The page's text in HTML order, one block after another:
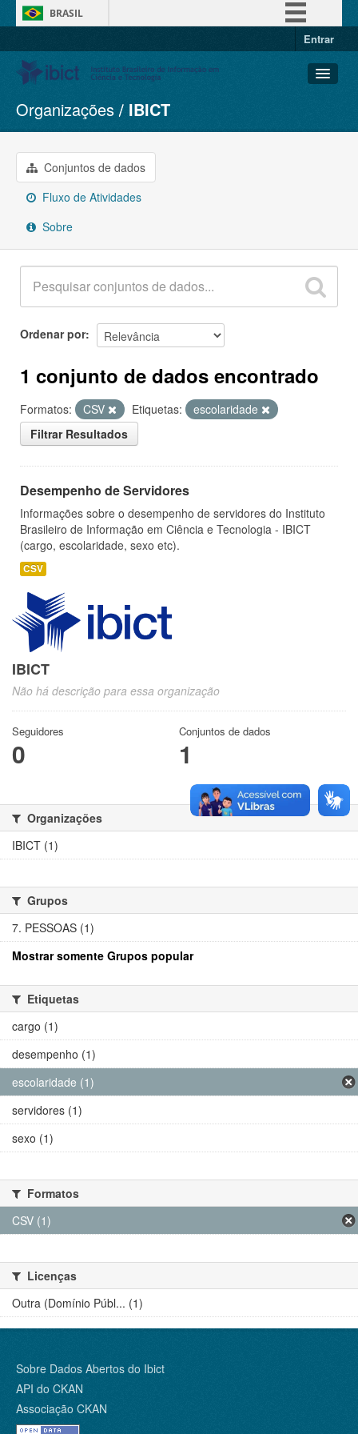
BRASIL
Entrar
Conjuntos de dados
Organizações
Grupos
Sobre
Organizações IBICT
Conjuntos de dados
Fluxo de Atividades
Sobre
Ordenar por
1 conjunto de dados encontrado
Formatos: CSV Etiquetas:
escolaridade
Filtrar Resultados
Desempenho de Servidores
Informações sobre o desempenho de servidores do Instituto
Brasileiro de Informação em Ciência e Tecnologia - IBICT
(cargo, escolaridade, sexo etc).
CSV
IBICT
Não há descrição para essa organização
Seguidores
0
Conjuntos de dados
1
Organizações
IBICT (1)
Grupos
7. PESSOAS (1)
Mostrar somente Grupos popular
Etiquetas
cargo (1)
desempenho (1)
escolaridade (1)
servidores (1)
sexo (1)
Formatos
CSV (1)
Licenças
Outra (Domínio Públ... (1)
Sobre Dados Abertos do Ibict
API do CKAN
Associação CKAN